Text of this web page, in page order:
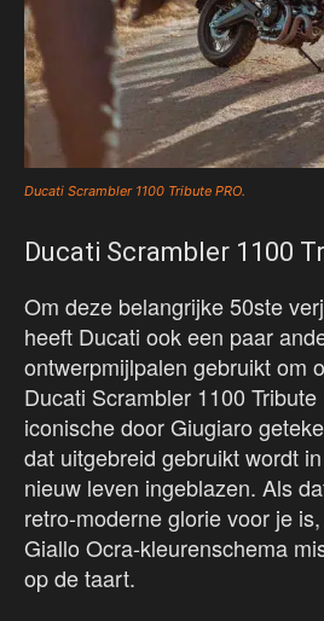
Ducati Scrambler 1100 Tribute PRO.
Ducati Scrambler 1100
Om deze belangrijke 50ste
heeft Ducati ook een paar
ontwerpmijlpalen gebruikt om
Ducati Scrambler 1100
iconische door Giugiaro
dat uitgebreid gebruikt wordt
nieuw leven ingeblazen. Als
retro-moderne glorie voor je
Giallo Ocra-kleurenschema
op de taart.